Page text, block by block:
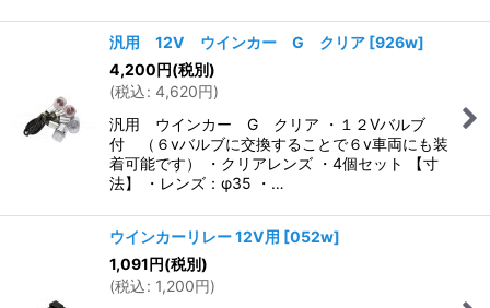
汎用 12V ウインカー G クリア [926w]
4,200円(税別)
(税込: 4,620円)
汎用 ウインカー G クリア ・１２Vバルブ
付 （６vバルブに交換することで６v車両にも装
着可能です） ・クリアレンズ ・4個セット 【寸
法】 ・レンズ：φ35 ・…
ウインカーリレー 12V用 [052w]
1,091円(税別)
(税込: 1,200円)